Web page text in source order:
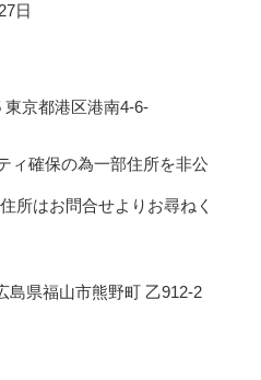
日
東京都港区港南4-6-
の為一部住所を非公
せよりお尋ねく
島県福山市熊野町 乙912-2